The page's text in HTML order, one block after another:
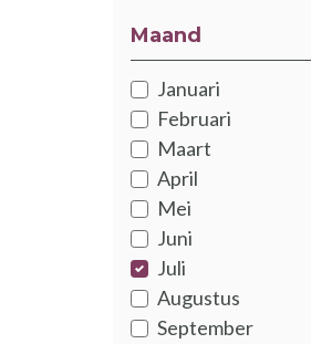
Maand
Januari
Februari
Maart
April
Mei
Juni
Juli
Augustus
September